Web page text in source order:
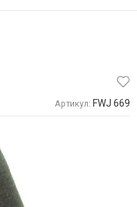
Артикул: FWJ 669